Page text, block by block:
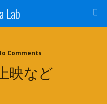
Lab
Comments
映など